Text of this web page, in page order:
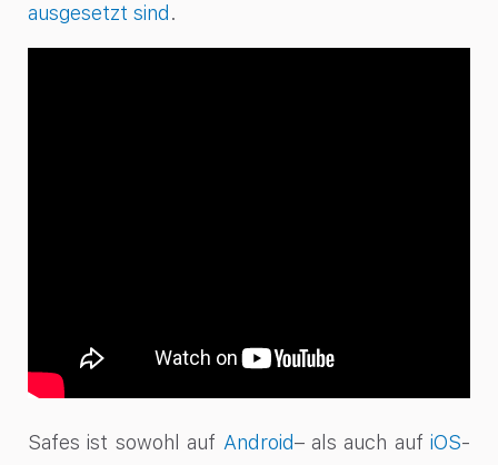
ausgesetzt sind .
Safes ist sowohl auf Android– als auch auf iOS-